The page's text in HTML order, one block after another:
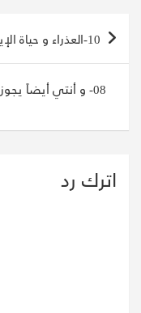
تصفّح
المقالات
10-العذراء و حياة الإيمان|16-08-2020| الأنبا تكلا
اترك رد